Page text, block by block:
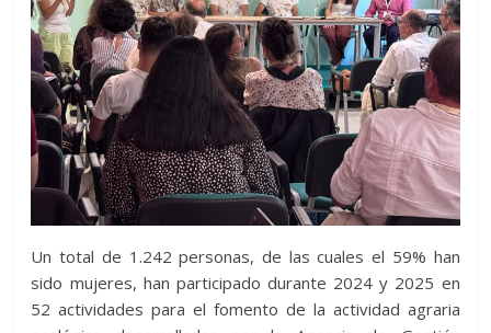
Un total de 1.242 personas, de las cuales el 59% han
sido mujeres, han participado durante 2024 y 2025 en
52 actividades para el fomento de la actividad agraria